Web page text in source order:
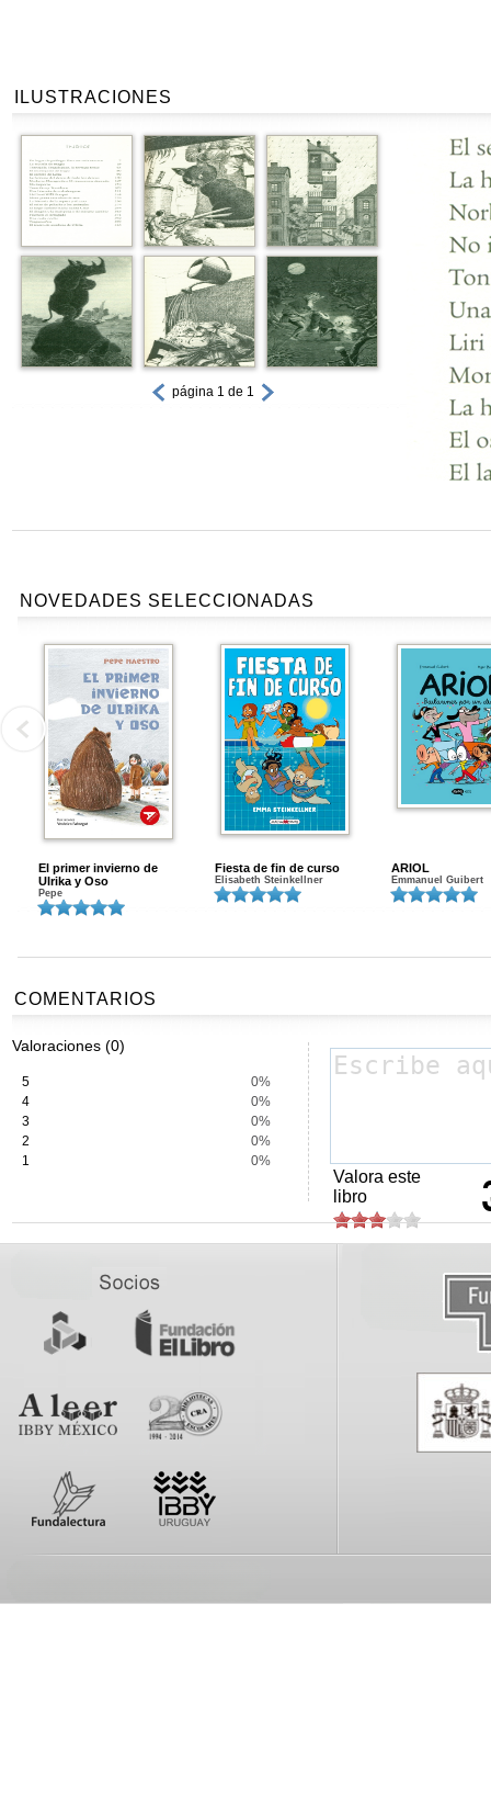
ILUSTRACIONES
página 1 de 1
NOVEDADES SELECCIONADAS
El primer invierno de
Ulrika y Oso
Pepe
Fiesta de fin de curso
Elisabeth Steinkellner
ARIOL
Emmanuel Guibert
COMENTARIOS
Valoraciones (0)
5
0%
4
0%
3
0%
2
0%
1
0%
Valora este
libro